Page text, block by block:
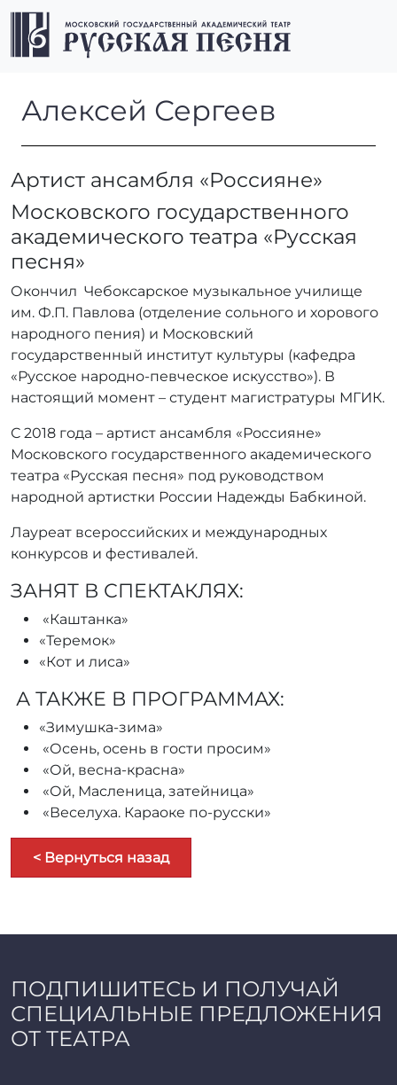
Перейти к содержимому
Перейти к футеру
Алексей Сергеев
Алексей Сергеев
Артист ансамбля «Россияне»
Московского государственного
академического театра «Русская
песня»
Окончил Чебоксарское музыкальное училище
им. Ф.П. Павлова (отделение сольного и хорового
народного пения) и Московский
государственный институт культуры (кафедра
«Русское народно-певческое искусство»). В
настоящий момент – студент магистратуры МГИК.
С 2018 года – артист ансамбля «Россияне»
Московского государственного академического
театра «Русская песня» под руководством
народной артистки России Надежды Бабкиной.
Лауреат всероссийских и международных
конкурсов и фестивалей.
ЗАНЯТ В СПЕКТАКЛЯХ:
«Каштанка»
«Теремок»
«Кот и лиса»
А ТАКЖЕ В ПРОГРАММАХ:
«Зимушка-зима»
«Осень, осень в гости просим»
«Ой, весна-красна»
«Ой, Масленица, затейница»
«Веселуха. Караоке по-русски»
< Вернуться назад
ПОДПИШИТЕСЬ И ПОЛУЧАЙ
СПЕЦИАЛЬНЫЕ ПРЕДЛОЖЕНИЯ
ОТ ТЕАТРА